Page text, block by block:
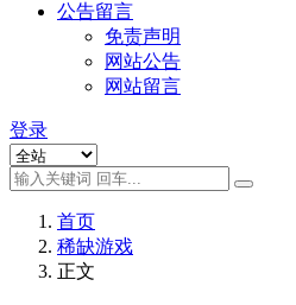
公告留言
免责声明
网站公告
网站留言
登录
首页
稀缺游戏
正文